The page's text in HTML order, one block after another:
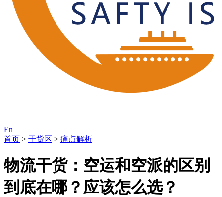
En
首页 > 干货区 > 痛点解析
物流干货：空运和空派的区别
到底在哪？应该怎么选？